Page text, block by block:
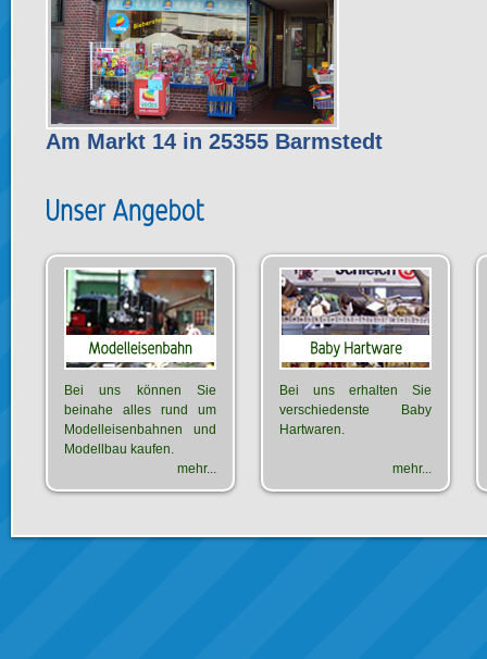
Am Markt 14 in 25355 Barmstedt
Bei uns können Sie
beinahe alles rund um
Modelleisenbahnen und
Modellbau kaufen.
mehr...
Bei uns erhalten Sie
verschiedenste Baby
Hartwaren.
mehr...